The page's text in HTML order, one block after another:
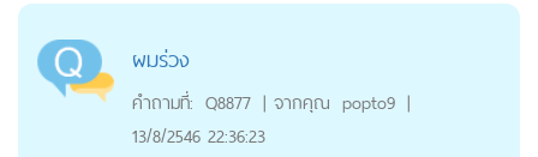
ผมร่วง
คำถามที่: Q8877 | จากคุณ popto9 |
13/8/2546 22:36:23